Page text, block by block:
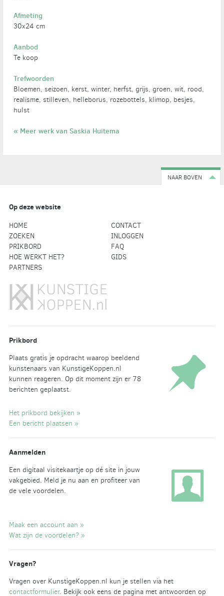
Afmeting
30x24 cm
Aanbod
Te koop
Trefwoorden
Bloemen, seizoen, kerst, winter, herfst, grijs, groen, wit, rood,
realisme, stilleven, helleborus, rozebottels, klimop, besjes,
hulst
« Meer werk van Saskia Huitema
NAAR BOVEN
Op deze website
HOME
CONTACT
ZOEKEN
INLOGGEN
PRIKBORD
FAQ
HOE WERKT HET?
GIDS
PARTNERS
Prikbord
Plaats gratis je opdracht waarop beeldend
kunstenaars van KunstigeKoppen.nl
kunnen reageren. Op dit moment zijn er 78
berichten geplaatst.
Het prikbord bekijken »
Een bericht plaatsen »
Aanmelden
Een digitaal visitekaartje op dé site in jouw
vakgebied. Meld je nu aan en profiteer van
de vele voordelen.
Maak een account aan »
Wat zijn de voordelen? »
Vragen?
Vragen over KunstigeKoppen.nl kun je stellen via het
contactformulier. Bekijk ook eens de pagina met antwoorden op